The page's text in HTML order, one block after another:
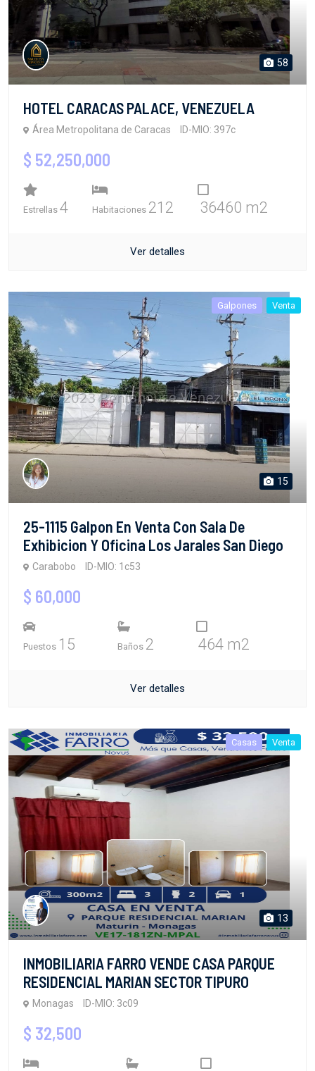
58
HOTEL CARACAS PALACE, VENEZUELA
Área Metropolitana de Caracas ID-MIO: 397c
$ 52,250,000
Estrellas 4 Habitaciones 212 36460 m2
Ver detalles
Galpones Venta
15
25-1115 Galpon En Venta Con Sala De
Exhibicion Y Oficina Los Jarales San Diego
Carabobo ID-MIO: 1c53
$ 60,000
Puestos 15 Baños 2 464 m2
Ver detalles
Casas Venta
13
INMOBILIARIA FARRO VENDE CASA PARQUE
RESIDENCIAL MARIAN SECTOR TIPURO
Monagas ID-MIO: 3c09
$ 32,500